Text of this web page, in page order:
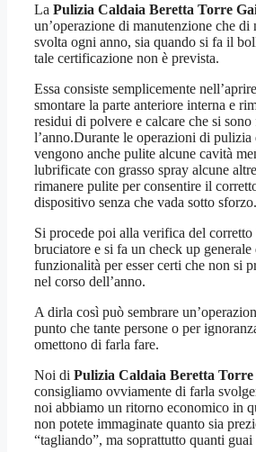
La Pulizia Caldaia Beretta Torre
un’operazione di manutenzione che di
svolta ogni anno, sia quando si fa il
tale certificazione non è prevista.
Essa consiste semplicemente
smontare la parte anteriore interna e
residui di polvere e calcare che si
l’anno.Durante le operazioni di pulizia
vengono anche pulite alcune cavità
lubrificate con grasso spray alcune
rimanere pulite per consentire il
dispositivo senza che vada sotto sforzo.
Si procede poi alla verifica del
bruciatore e si fa un check up generale
funzionalità per esser certi che non si
nel corso dell’anno.
A dirla così può sembrare
punto che tante persone o per
omettono di farla fare.
Noi di Pulizia Caldaia Beretta Torre
consigliamo ovviamente di farla
noi abbiamo un ritorno economico in
non potete immaginate quanto sia
“tagliando”, ma soprattutto quanti